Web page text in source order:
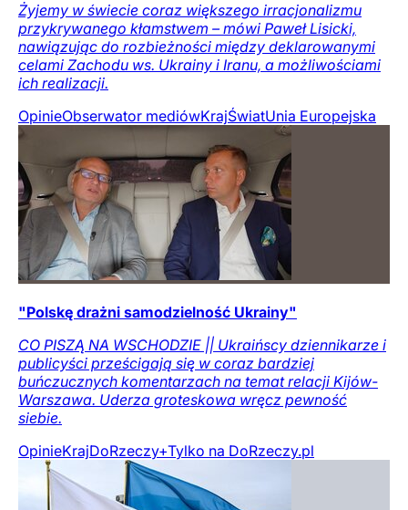
Żyjemy w świecie coraz większego irracjonalizmu
przykrywanego kłamstwem – mówi Paweł Lisicki,
nawiązując do rozbieżności między deklarowanymi
celami Zachodu ws. Ukrainy i Iranu, a możliwościami
ich realizacji.
OpinieObserwator mediówKrajŚwiatUnia Europejska
"Polskę drażni samodzielność Ukrainy"
CO PISZĄ NA WSCHODZIE || Ukraińscy dziennikarze i
publicyści prześcigają się w coraz bardziej
buńczucznych komentarzach na temat relacji Kijów-
Warszawa. Uderza groteskowa wręcz pewność
siebie.
OpinieKrajDoRzeczy+Tylko na DoRzeczy.pl